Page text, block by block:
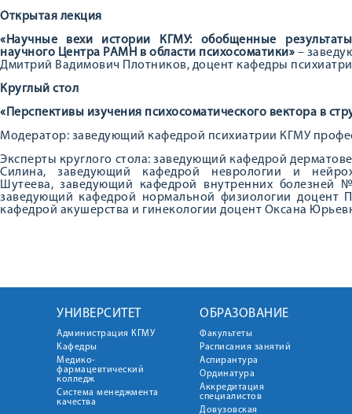
Открытая лекция
«Научные вехи истории КГМУ: обобщенные
научного Центра РАМН в области психосоматики» –
Дмитрий Вадимович Плотников, доцент кафедры
Круглый стол
«Перспективы изучения психосоматического вектора в
Модератор: заведующий кафедрой психиатрии КГМУ
Эксперты круглого стола: заведующий кафедрой
Силина, заведующий кафедрой неврологии и
Шутеева, заведующий кафедрой внутренних
заведующий кафедрой нормальной физиологии доцент
кафедрой акушерства и гинекологии доцент Оксана
УНИВЕРСИТЕТ
Администрация КГМУ
Кафедры
Медико-
фармацевтический
колледж
Система менеджмента
качества
ОБРАЗОВАНИЕ
Факультеты
Расписания занятий
Аспирантура
Ординатура
Аккредитация
специалистов
Довузовская